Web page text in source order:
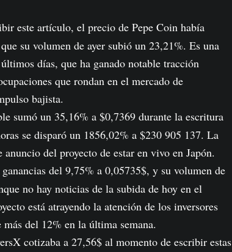
este artículo, el precio de Pepe Coin había
su volumen de ayer subió un 23,21%. Es una
días, que ha ganado notable tracción
que rondan en el mercado de
bajista.
sumó un 35,16% a $0,7369 durante la escritura
se disparó un 1856,02% a $230 905 137. La
del proyecto de estar en vivo en Japón.
del 9,75% a 0,05735$, y su volumen de
no hay noticias de la subida de hoy en el
está atrayendo la atención de los inversores
del 12% en la última semana.
cotizaba a 27,56$ al momento de escribir estas